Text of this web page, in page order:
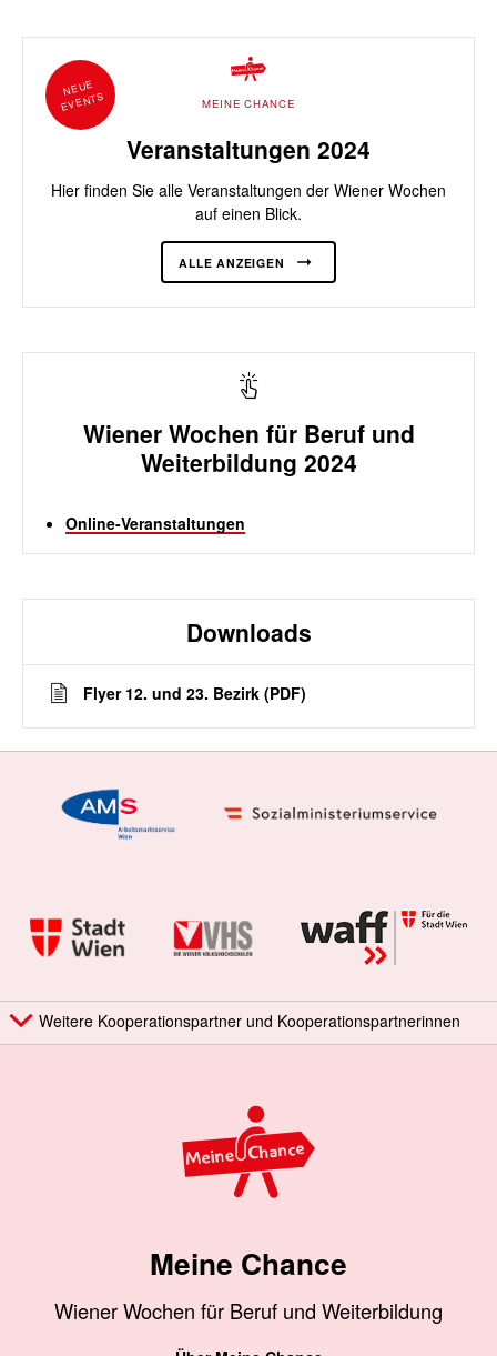
MEINE CHANCE
Veranstaltungen 2024
Hier finden Sie alle Veranstaltungen der Wiener Wochen
auf einen Blick.
ALLE ANZEIGEN
NEUE
EVENTS
Wiener Wochen für Beruf und
Weiterbildung 2024
Online-Veranstaltungen
Downloads
Flyer 12. und 23. Bezirk (PDF)
Weitere Kooperationspartner und Kooperationspartnerinnen
Meine Chance
Wiener Wochen für Beruf und Weiterbildung